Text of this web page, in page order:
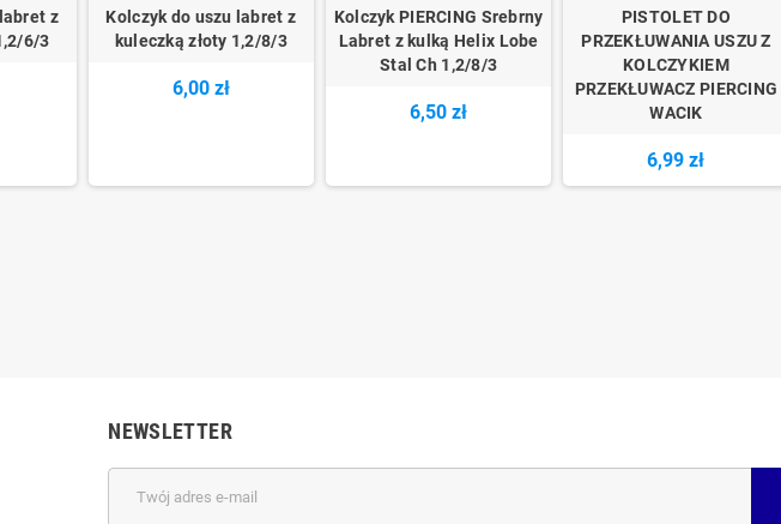
z
6/3
Kolczyk do uszu labret z
kuleczką złoty 1,2/8/3
6,00 zł
Kolczyk PIERCING Srebrny
Labret z kulką Helix Lobe
Stal Ch 1,2/8/3
6,50 zł
PISTOLET DO
PRZEKŁUWANIA USZU Z
KOLCZYKIEM
PRZEKŁUWACZ PIERCING
WACIK
6,99 zł
NEWSLETTER